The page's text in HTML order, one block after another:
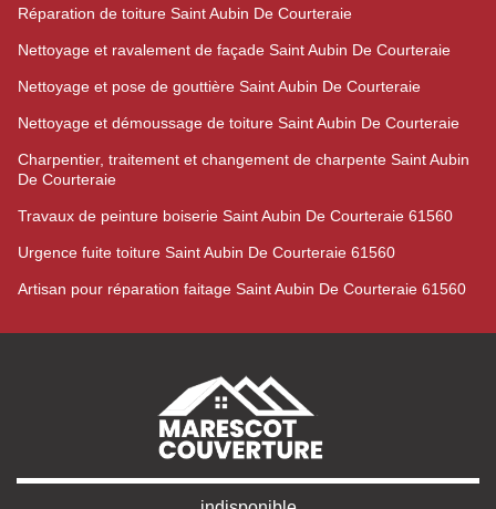
Réparation de toiture Saint Aubin De Courteraie
Nettoyage et ravalement de façade Saint Aubin De Courteraie
Nettoyage et pose de gouttière Saint Aubin De Courteraie
Nettoyage et démoussage de toiture Saint Aubin De Courteraie
Charpentier, traitement et changement de charpente Saint Aubin
De Courteraie
Travaux de peinture boiserie Saint Aubin De Courteraie 61560
Urgence fuite toiture Saint Aubin De Courteraie 61560
Artisan pour réparation faitage Saint Aubin De Courteraie 61560